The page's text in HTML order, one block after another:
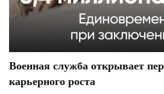
Военная служба открывает
карьерного роста